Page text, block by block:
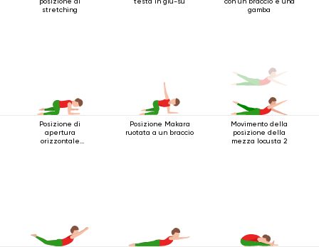
stretching
gamba
Posizione di
apertura
orizzontale
Posizione Makara
ruotata a un braccio
Movimento della
posizione della
mezza locusta 2